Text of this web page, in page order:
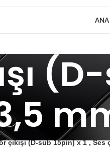
ANA
çıkışı (D-sub 15pin) x 1 , Ses